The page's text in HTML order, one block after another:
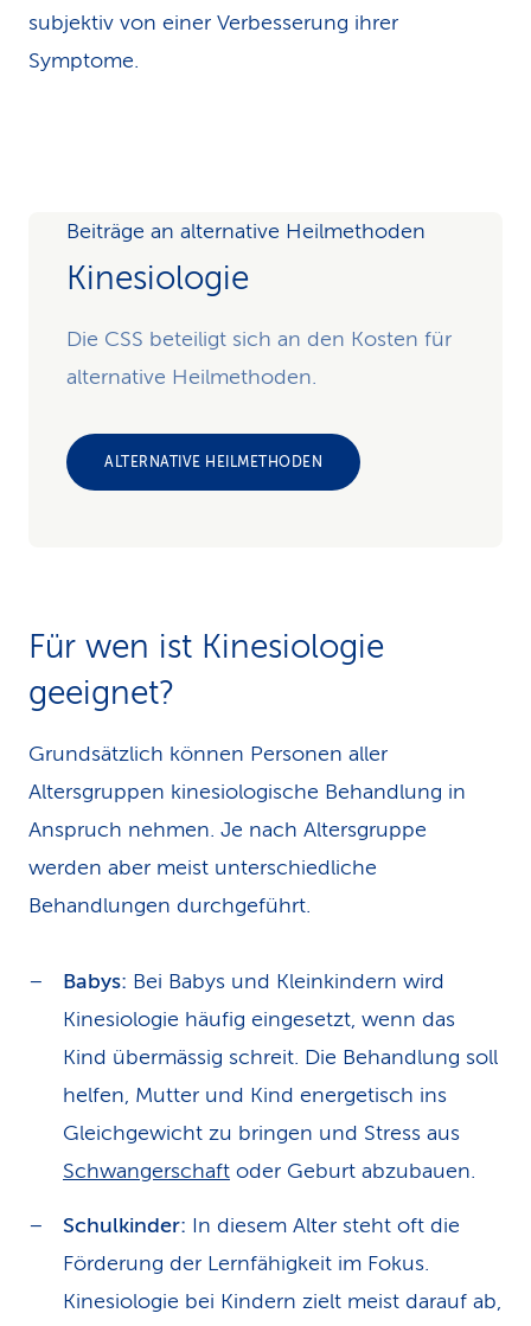
subjektiv von einer Verbesserung ihrer
Symptome.
Beiträge an alternative Heilmethoden
Kinesiologie
Die CSS beteiligt sich an den Kosten für
alternative Heilmethoden.
ALTERNATIVE HEILMETHODEN
Für wen ist Kinesiologie
geeignet?
Grundsätzlich können Personen aller
Altersgruppen kinesiologische Behandlung in
Anspruch nehmen. Je nach Altersgruppe
werden aber meist unterschiedliche
Behandlungen durchgeführt.
Babys: Bei Babys und Kleinkindern wird
Kinesiologie häufig eingesetzt, wenn das
Kind übermässig schreit. Die Behandlung soll
helfen, Mutter und Kind energetisch ins
Gleichgewicht zu bringen und Stress aus
Schwangerschaft oder Geburt abzubauen.
Schulkinder: In diesem Alter steht oft die
Förderung der Lernfähigkeit im Fokus.
Kinesiologie bei Kindern zielt meist darauf ab,